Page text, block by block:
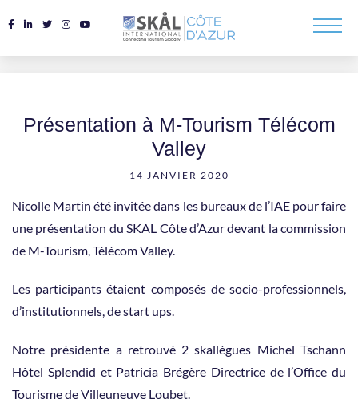
Présentation à M-Tourism Télécom
Valley
14 JANVIER 2020
Nicolle Martin été invitée dans les bureaux de l’IAE pour faire
une présentation du SKAL Côte d’Azur devant la commission
de M-Tourism, Télécom Valley.
Les participants étaient composés de socio-professionnels,
d’institutionnels, de start ups.
Notre présidente a retrouvé 2 skallègues Michel Tschann
Hôtel Splendid et Patricia Brégère Directrice de l’Office du
Tourisme de Villeuneuve Loubet.